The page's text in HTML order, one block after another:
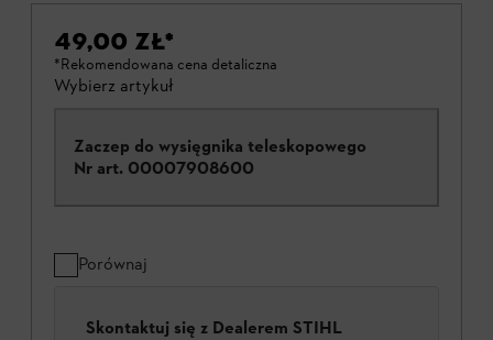
49,00 ZŁ*
*Rekomendowana cena detaliczna
Wybierz artykuł
Zaczep do wysięgnika teleskopowego
Nr art. 00007908600
Porównaj
Skontaktuj się z Dealerem STIHL